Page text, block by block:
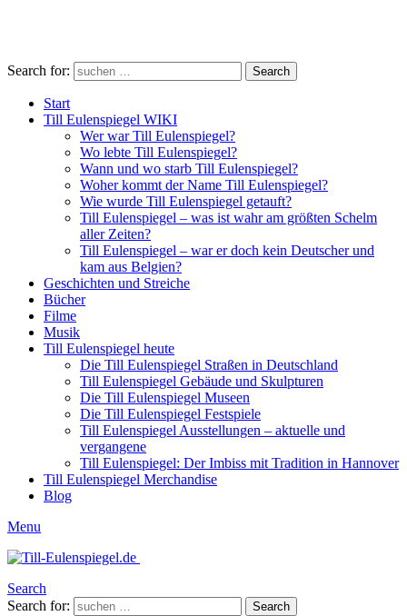
Search for: Search
Start
Till Eulenspiegel WIKI
Wer war Till Eulenspiegel?
Wo lebte Till Eulenspiegel?
Wann und wo starb Till Eulenspiegel?
Woher kommt der Name Till Eulenspiegel?
Wie wurde Till Eulenspiegel getauft?
Till Eulenspiegel – was ist wahr am größten Schelm
aller Zeiten?
Till Eulenspiegel – war er doch kein Deutscher und
kam aus Belgien?
Geschichten und Streiche
Bücher
Filme
Musik
Till Eulenspiegel heute
Die Till Eulenspiegel Straßen in Deutschland
Till Eulenspiegel Gebäude und Skulpturen
Die Till Eulenspiegel Museen
Die Till Eulenspiegel Festspiele
Till Eulenspiegel Ausstellungen – aktuelle und
vergangene
Till Eulenspiegel: Der Imbiss mit Tradition in Hannover
Till Eulenspiegel Merchandise
Blog
Menu
Search
Search for:
Search